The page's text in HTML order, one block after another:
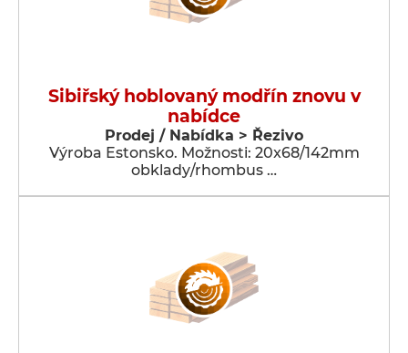
Sibiřský hoblovaný modřín znovu v
nabídce
Prodej / Nabídka > Řezivo
Výroba Estonsko. Možnosti: 20x68/142mm
obklady/rhombus …